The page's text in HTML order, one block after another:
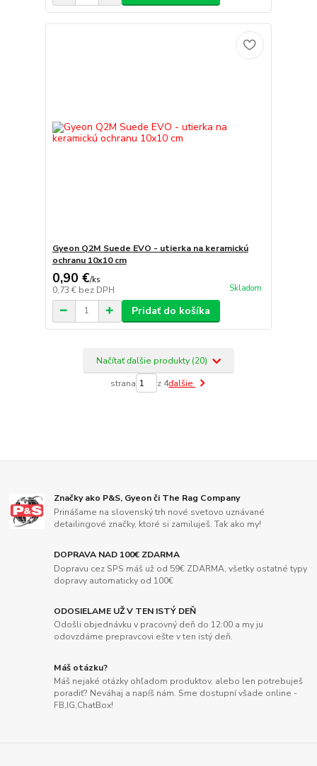
Gyeon Q2M Suede EVO - utierka na keramickú
ochranu 10x10 cm
0,90 €/ks
0,73 € bez DPH Skladom
Pridať do košíka
Načítať ďalšie produkty (20)
strana z 4ďalšie
Značky ako P&S, Gyeon či The Rag Company
Prinášame na slovenský trh nové svetovo uznávané
detailingové značky, ktoré si zamiluješ. Tak ako my!
DOPRAVA NAD 100€ ZDARMA
Dopravu cez SPS máš už od 59€ ZDARMA, všetky ostatné typy
dopravy automaticky od 100€
ODOSIELAME UŽ V TEN ISTÝ DEŇ
Odošli objednávku v pracovný deň do 12:00 a my ju
odovzdáme prepravcovi ešte v ten istý deň.
Máš otázku?
Máš nejaké otázky ohľadom produktov, alebo len potrebuješ
poradiť? Neváhaj a napíš nám. Sme dostupní všade online -
FB,IG,ChatBox!